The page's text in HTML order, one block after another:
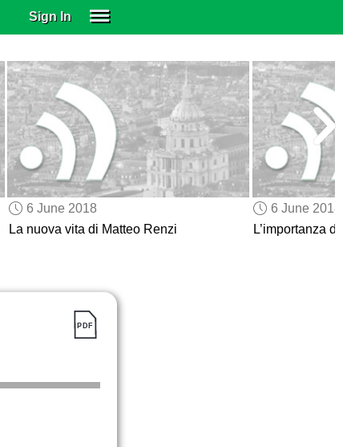
Sign In
SUBSCRIBE
EDUCATIONAL LICENSES
GIFT CARDS
OTHER LANGUAGES
ABOUT US
ALEXA
ADJUST COLORS
6 June 2018
La nuova vita di Matteo Renzi
6 June 2018
L’importanza